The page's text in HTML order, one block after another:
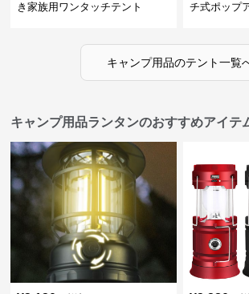
き家族用ワンタッチテント
チ式ポップ
キャンプ用品のテント一覧
キャンプ用品ランタンのおすすめアイテ